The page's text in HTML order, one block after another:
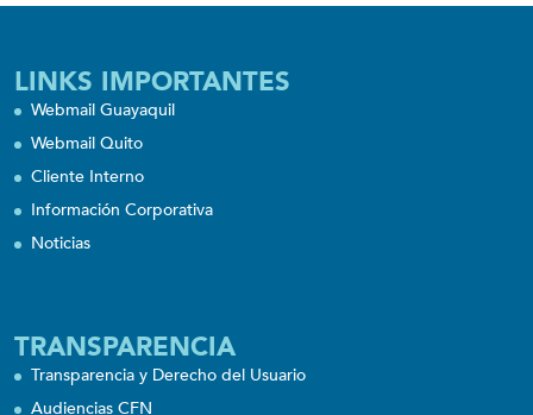
LINKS IMPORTANTES
Webmail Guayaquil
Webmail Quito
Cliente Interno
Información Corporativa
Noticias
TRANSPARENCIA
Transparencia y Derecho del Usuario
Audiencias CFN